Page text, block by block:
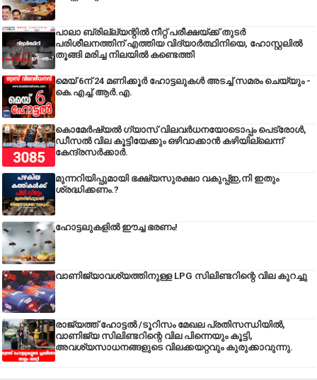
പാലാ ബ്രില്ല്യന്റിൽ നീറ്റ് പരീക്ഷയ്ക്ക് തുടർ
പരിശീലനത്തിന് എത്തിയ വിദ്യാർത്ഥിനിയെ, ഹോസ്റ്റലിൽ
തൂങ്ങി മരിച്ച നിലയിൽ കണ്ടെത്തി
മെയ് 6ന് 24 മണിക്കൂർ ഹോട്ടലുകൾ അടച്ച് സമരം ചെയ്യും -
കെ.എച്ച്.ആർ.എ.
കൊമേർഷ്യൽ ഗ്യാസ് വിലവർധനയോടൊപ്പം പെട്രോൾ,
ഡീസല്‍ വില കൂട്ടിയേക്കും ഒഴിവാക്കാന്‍ കഴിയില്ലെന്ന്
കേന്ദ്രസര്‍ക്കാര്‍.
മുന്നറിയിപ്പുമായി ഭക്ഷ്യസുരക്ഷാ വകുപ്പ്ഇ,നി ഇതും
ശ്രദ്ധിക്കണം.?
ഹോട്ടലുകളിൽ ഈച്ച ഭരണം!
വാണിജ്യാവശ്യത്തിനുള്ള LPG സിലിണ്ടറിന്റെ വില കുറച്ചു
രാജ്യത്ത് ഹോട്ടൽ /ടൂറിസം മേഖല പ്രതിസന്ധിയിൽ,
വാണിജ്യ സിലിണ്ടറിന്റെ വില പിന്നെയും കൂട്ടി,
അവശ്യസാധനങ്ങളുടെ വിലക്കയറ്റവും കുരുക്കാവുന്നു.